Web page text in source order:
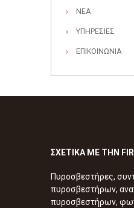
ΝΕΑ
ΥΠΗΡΕΣΙΕΣ
ΕΠΙΚΟΙΝΩΝΙΑ
ΣΧΕΤΙΚΑ ΜΕ ΤΗΝ
Πυροσβεστήρες,
πυροσβεστήρων,
πυροσβεστήρων,